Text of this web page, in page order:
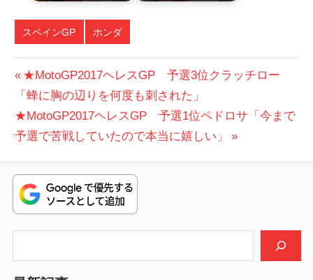
スペインGP ホンダ
投
稿
ナ
ビ
ゲ
ー
前
の
投
稿:
★MotoGP2017ヘレスGP 予選3位クラッチロー
「蜂に胸の辺りを何度も刺された」
次
の
稿:
★MotoGP2017ヘレスGP 予選1位ペドロサ「今まで
予選で苦戦していたので本当に嬉しい」